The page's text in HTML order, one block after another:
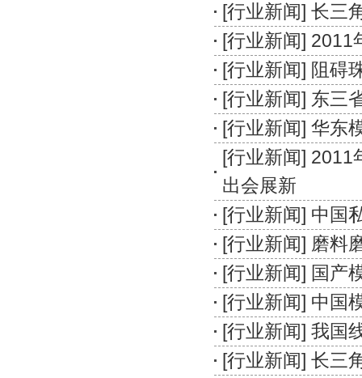
[行业新闻] 长三
[行业新闻] 2011
[行业新闻] 阻碍
[行业新闻] 东三
[行业新闻] 华东
[行业新闻] 2011
出会展新
[行业新闻] 中国
[行业新闻] 磨料
[行业新闻] 国产
[行业新闻] 中国
[行业新闻] 我国
[行业新闻] 长三